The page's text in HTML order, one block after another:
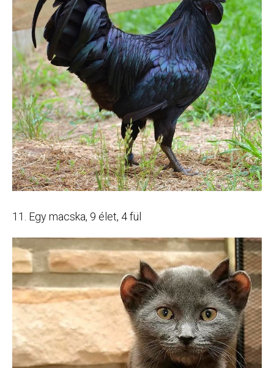
11. Egy macska, 9 élet, 4 fül